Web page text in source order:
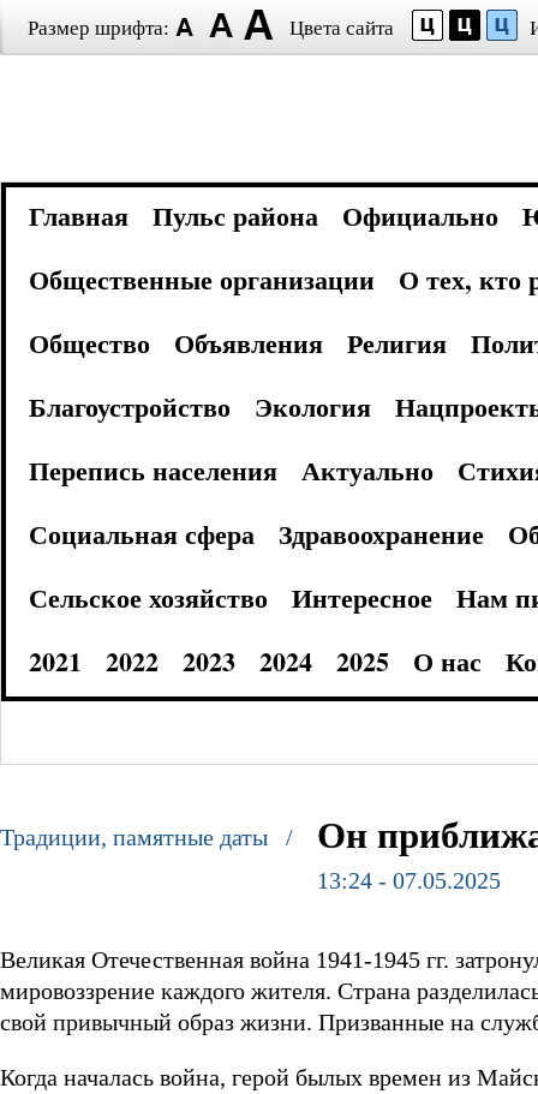
Размер шрифта: Цвета сайта
Главная Пульс района Официально
Общественные организации
О тех, кто
Общество
Объявления Религия
Благоустройство
Экология
Перепись населения
Актуально
Социальная сфера
Здравоохранение
Сельское хозяйство
Интересное
Нам
2021
2022 2023 2024 2025 О нас
Традиции, памятные даты / Он
13:24 - 07.05.2025
Великая Отечественная война 1941-1945 гг.
мировоззрение каждого жителя. Страна
свой привычный образ жизни. Призванные на
Когда началась война, герой былых времен из